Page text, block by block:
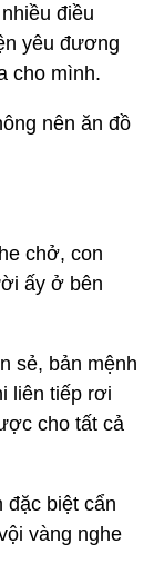
điều
yêu đương
cho mình.
nên ăn đồ
chở, con
ấy ở bên
sẻ, bản mệnh
liên tiếp rơi
cho tất cả
đặc biệt cẩn
vàng nghe